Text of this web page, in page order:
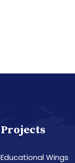
Projects
Educational Wings